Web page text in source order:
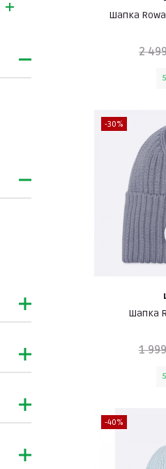
Шапка
2
-30%
Шапка
1
-40%